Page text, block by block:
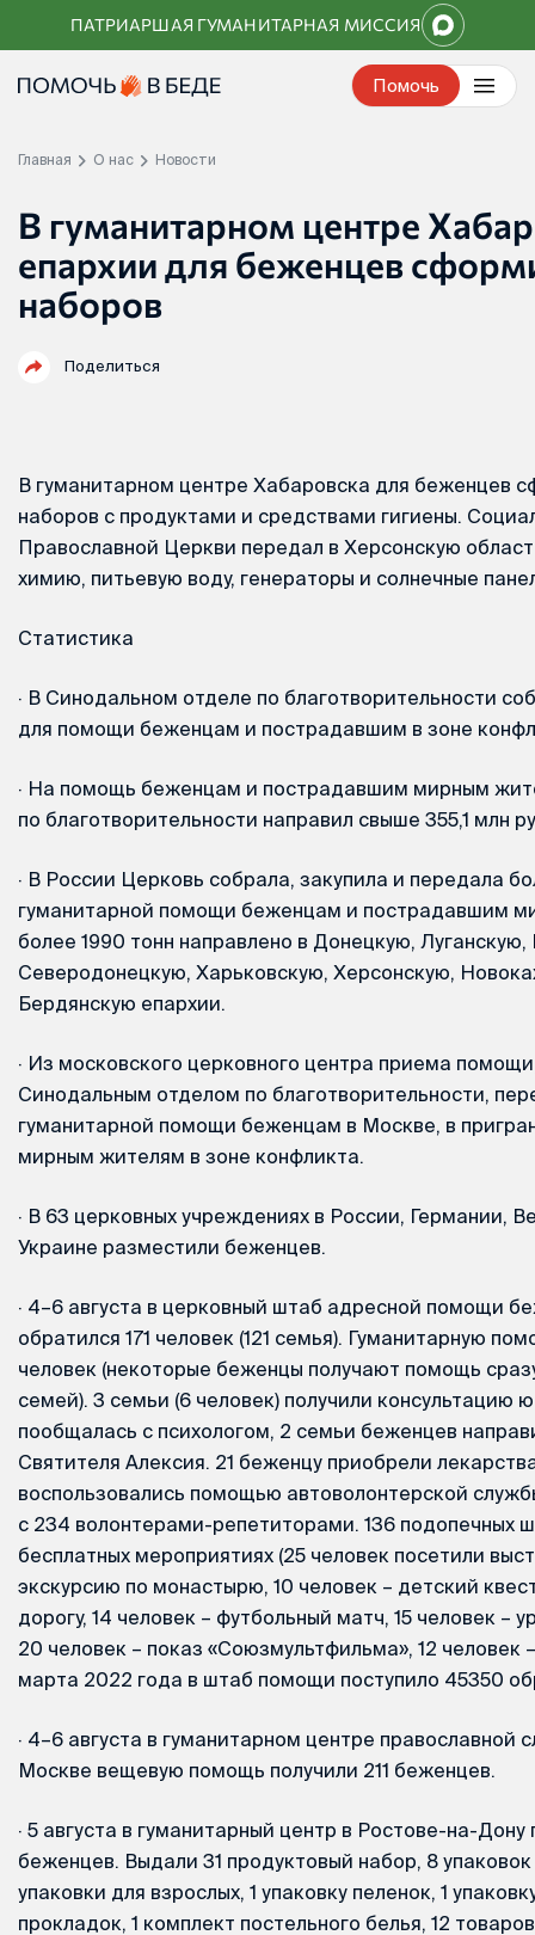
Перейти
к
контенту
ПАТРИАРШАЯ ГУМАНИТАРНАЯ МИССИЯ
Помочь
Главная О нас Новости
В гуманитарном центре
епархии для беженцев
наборов
Поделиться
В гуманитарном центре Хабаровска для беженцев
наборов с продуктами и средствами гигиены.
Православной Церкви передал в Херсонскую
химию, питьевую воду, генераторы и солнечные
Статистика
· В Синодальном отделе по благотворительности
для помощи беженцам и пострадавшим в зоне
· На помощь беженцам и пострадавшим мирным
по благотворительности направил свыше 355,1 млн
· В России Церковь собрала, закупила и передала
гуманитарной помощи беженцам и пострадавшим
более 1990 тонн направлено в Донецкую, Луганскую,
Северодонецкую, Харьковскую, Херсонскую,
Бердянскую епархии.
· Из московского церковного центра приема
Синодальным отделом по благотворительности,
гуманитарной помощи беженцам в Москве, в
мирным жителям в зоне конфликта.
· В 63 церковных учреждениях в России, Германии,
Украине разместили беженцев.
· 4–6 августа в церковный штаб адресной помощи
обратился 171 человек (121 семья). Гуманитарную
человек (некоторые беженцы получают помощь
семей). 3 семьи (6 человек) получили консультацию
пообщалась с психологом, 2 семьи беженцев
Святителя Алексия. 21 беженцу приобрели
воспользовались помощью автоволонтерской
с 234 волонтерами-репетиторами. 136 подопечных
бесплатных мероприятиях (25 человек посетили
экскурсию по монастырю, 10 человек – детский
дорогу, 14 человек – футбольный матч, 15 человек –
20 человек – показ «Союзмультфильма», 12 человек
марта 2022 года в штаб помощи поступило 45350
· 4–6 августа в гуманитарном центре православной
Москве вещевую помощь получили 211 беженцев.
· 5 августа в гуманитарный центр в Ростове-на-
беженцев. Выдали 31 продуктовый набор, 8
упаковки для взрослых, 1 упаковку пеленок, 1
прокладок, 1 комплект постельного белья, 12